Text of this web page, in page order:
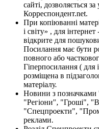
сайті, дозволяється
Корреспондент.net.
При копіюванні
і світу» , для
відкрите для
Посилання має бути
повного або
Гіперпосилання ( для
розміщена в
матеріалу.
Новини з
"Регіони", "Гроші",
"Спецпроекти",
реклами.